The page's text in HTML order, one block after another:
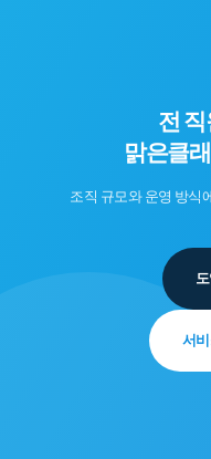
전 직
맑은클
조직 규모와 운영 방식
서비